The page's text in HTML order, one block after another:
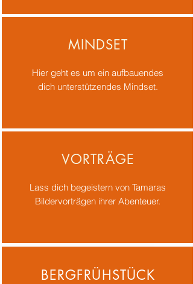
MINDSET
Hier geht es um ein aufbauendes
dich unterstützendes Mindset.
VORTRÄGE
Lass dich begeistern von Tamaras
Bildervorträgen ihrer Abenteuer.
BERGFRÜHSTÜCK